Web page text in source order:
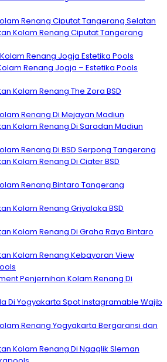
Renang Ciputat Tangerang Selatan
Kolam Renang Ciputat Tangerang
Renang Jogja Estetika Pools
Renang Jogja – Estetika Pools
Kolam Renang The Zora BSD
Renang Di Mejayan Madiun
Kolam Renang Di Saradan Madiun
Renang Di BSD Serpong Tangerang
Kolam Renang Di Ciater BSD
Renang Bintaro Tangerang
Kolam Renang Griyaloka BSD
Kolam Renang Di Graha Raya Bintaro
Kolam Renang Kebayoran View
Penjernihan Kolam Renang Di
Di Yogyakarta Spot Instagramable Wajib
Renang Yogyakarta Bergaransi dan
Kolam Renang Di Ngaglik Sleman